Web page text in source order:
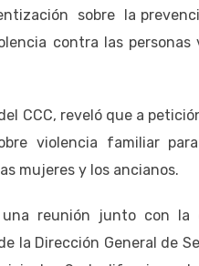
sobre la
contra las personas
CCC, reveló que a
violencia familiar
mujeres y los ancianos.
reunión junto con la
la Dirección General de